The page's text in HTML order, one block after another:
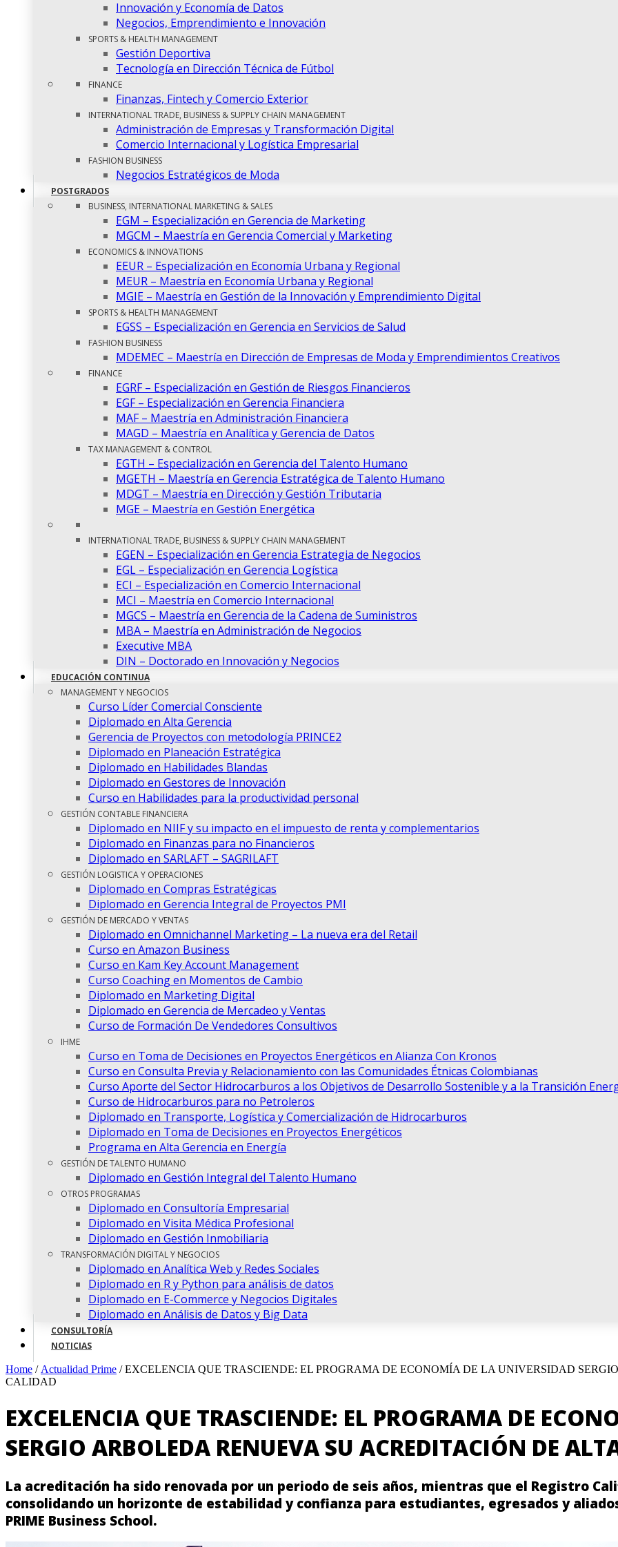
Innovación y Economía de Datos
Negocios, Emprendimiento e Innovación
SPORTS & HEALTH MANAGEMENT
Gestión Deportiva
Tecnología en Dirección Técnica de Fútbol
FINANCE
Finanzas, Fintech y Comercio Exterior
INTERNATIONAL TRADE, BUSINESS & SUPPLY CHAIN MANAGEMENT
Administración de Empresas y Transformación Digital
Comercio Internacional y Logística Empresarial
FASHION BUSINESS
Negocios Estratégicos de Moda
POSTGRADOS
BUSINESS, INTERNATIONAL MARKETING & SALES
EGM – Especialización en Gerencia de Marketing
MGCM – Maestría en Gerencia Comercial y Marketing
ECONOMICS & INNOVATIONS
EEUR – Especialización en Economía Urbana y Regional
MEUR – Maestría en Economía Urbana y Regional
MGIE – Maestría en Gestión de la Innovación y Emprendimiento Digital
SPORTS & HEALTH MANAGEMENT
EGSS – Especialización en Gerencia en Servicios de Salud
FASHION BUSINESS
MDEMEC – Maestría en Dirección de Empresas de Moda y Emprendimientos Creativos
FINANCE
EGRF – Especialización en Gestión de Riesgos Financieros
EGF – Especialización en Gerencia Financiera
MAF – Maestría en Administración Financiera
MAGD – Maestría en Analítica y Gerencia de Datos
TAX MANAGEMENT & CONTROL
EGTH – Especialización en Gerencia del Talento Humano
MGETH – Maestría en Gerencia Estratégica de Talento Humano
MDGT – Maestría en Dirección y Gestión Tributaria
MGE – Maestría en Gestión Energética
INTERNATIONAL TRADE, BUSINESS & SUPPLY CHAIN MANAGEMENT
EGEN – Especialización en Gerencia Estrategia de Negocios
EGL – Especialización en Gerencia Logística
ECI – Especialización en Comercio Internacional
MCI – Maestría en Comercio Internacional
MGCS – Maestría en Gerencia de la Cadena de Suministros
MBA – Maestría en Administración de Negocios
Executive MBA
DIN – Doctorado en Innovación y Negocios
EDUCACIÓN CONTINUA
MANAGEMENT Y NEGOCIOS
Curso Líder Comercial Consciente
Diplomado en Alta Gerencia
Gerencia de Proyectos con metodología PRINCE2
Diplomado en Planeación Estratégica
Diplomado en Habilidades Blandas
Diplomado en Gestores de Innovación
Curso en Habilidades para la productividad personal
GESTIÓN CONTABLE FINANCIERA
Diplomado en NIIF y su impacto en el impuesto de renta y complementarios
Diplomado en Finanzas para no Financieros
Diplomado en SARLAFT – SAGRILAFT
GESTIÓN LOGISTICA Y OPERACIONES
Diplomado en Compras Estratégicas
Diplomado en Gerencia Integral de Proyectos PMI
GESTIÓN DE MERCADO Y VENTAS
Diplomado en Omnichannel Marketing – La nueva era del Retail
Curso en Amazon Business
Curso en Kam Key Account Management
Curso Coaching en Momentos de Cambio
Diplomado en Marketing Digital
Diplomado en Gerencia de Mercadeo y Ventas
Curso de Formación De Vendedores Consultivos
IHME
Curso en Toma de Decisiones en Proyectos Energéticos en Alianza Con Kronos
Curso en Consulta Previa y Relacionamiento con las Comunidades Étnicas Colombianas
Curso Aporte del Sector Hidrocarburos a los Objetivos de Desarrollo Sostenible y a la Transición
Curso de Hidrocarburos para no Petroleros
Diplomado en Transporte, Logística y Comercialización de Hidrocarburos
Diplomado en Toma de Decisiones en Proyectos Energéticos
Programa en Alta Gerencia en Energía
GESTIÓN DE TALENTO HUMANO
Diplomado en Gestión Integral del Talento Humano
OTROS PROGRAMAS
Diplomado en Consultoría Empresarial
Diplomado en Visita Médica Profesional
Diplomado en Gestión Inmobiliaria
TRANSFORMACIÓN DIGITAL Y NEGOCIOS
Diplomado en Analítica Web y Redes Sociales
Diplomado en R y Python para análisis de datos
Diplomado en E-Commerce y Negocios Digitales
Diplomado en Análisis de Datos y Big Data
CONSULTORÍA
NOTICIAS
Home / Actualidad Prime /EXCELENCIA QUE TRASCIENDE: EL PROGRAMA DE ECONOMÍA DE LA UNIVERSIDAD
CALIDAD
EXCELENCIA QUE TRASCIENDE: EL PROGRAMA DE
SERGIO ARBOLEDA RENUEVA SU ACREDITACIÓN DE
La acreditación ha sido renovada por un periodo de seis años, mientras que el Registro
consolidando un horizonte de estabilidad y confianza para estudiantes, egresados y
PRIME Business School.